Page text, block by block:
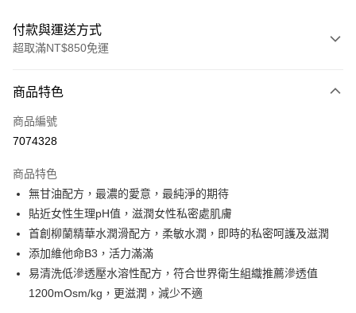
付款與運送方式
超取滿NT$850免運
信用卡一次付款
超商取貨付款
Apple Pay
街口支付
悠遊付
ATM付款
商品特色
商品編號
7074328
商品特色
無甘油配方，最濃的愛意，最純淨的期待
貼近女性生理pH值，滋潤女性私密處肌膚
首創柳蘭精華水潤滑配方，柔敏水潤，即時的私密呵護及滋潤
添加維他命B3，活力滿滿
易清洗低滲透壓水溶性配方，符合世界衛生組織推薦滲透值
1200mOsm/kg，更滋潤，減少不適